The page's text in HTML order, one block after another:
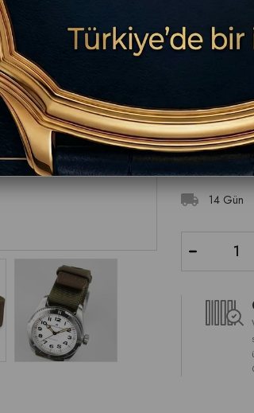
BU ÜRÜNDE
İletişim: 0850
Hamilton
14 Gün